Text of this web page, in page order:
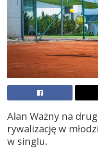
Alan Ważny na
rywalizację w
w singlu.